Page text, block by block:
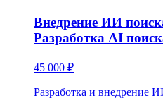
Внедрение ИИ
Разработка AI
45 000 ₽
Разработка и внедрение